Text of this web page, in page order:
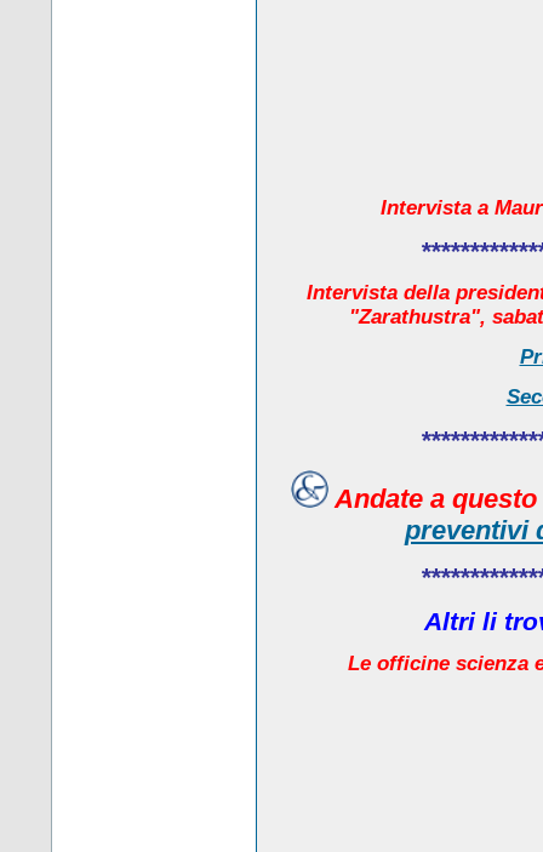
Intervista a
Intervista della
"Zarathustra",
Andate a questo
preventivi
Altri li
Le officine scienza